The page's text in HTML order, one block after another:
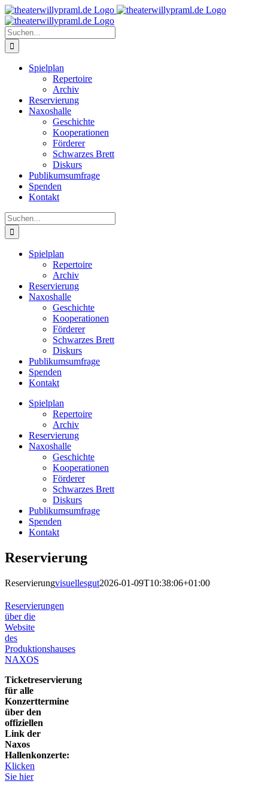
Zum
Inhalt
springen
Suche
nach:
Spielplan
Repertoire
Archiv
Reservierung
Naxoshalle
Geschichte
Kooperationen
Förderer
Schwarzes Brett
Diskurs
Publikumsumfrage
Spenden
Kontakt
Suche
nach:
Spielplan
Repertoire
Archiv
Reservierung
Naxoshalle
Geschichte
Kooperationen
Förderer
Schwarzes Brett
Diskurs
Publikumsumfrage
Spenden
Kontakt
Spielplan
Repertoire
Archiv
Reservierung
Naxoshalle
Geschichte
Kooperationen
Förderer
Schwarzes Brett
Diskurs
Publikumsumfrage
Spenden
Kontakt
Reservierung
Reservierungvisuellesgut2026-01-09T10:38:06+01:00
Reservierungen
über die
Website
des
Produktionshauses
NAXOS
Ticketreservierung
für alle
Konzerttermine
über den
offiziellen
Link der
Naxos
Hallenkonzerte:
Klicken
Sie hier